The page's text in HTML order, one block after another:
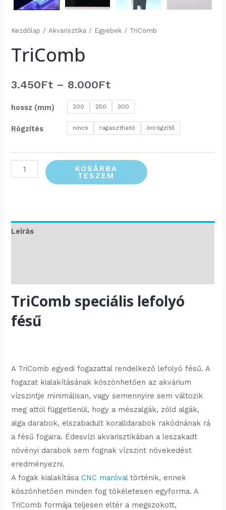
Kezdőlap /Akvarisztika / Egyebek / TriComb
TriComb
3.450Ft – 8.000FtÁrtartomány:
3.450Ft
-
hossz (mm) 200 250 300
Rögzítés nincs ragasztható önrögzítő
TriComb
mennyiség
KOSÁRBA
TESZEM
Leírás
TriComb speciális lefolyó
fésű
A TriComb egyedi fogazattal rendelkező lefolyó fésű. A
fogazat kialakításának köszönhetően az akvárium
vízszintje minimálisan, vagy semennyire sem változik
meg attól függetlenül, hogy a mészalgák, zöld algák,
alga darabok, elszabadult koralldarabok rakódnának rá
a fésű fogaira. Édesvízi akvarisztikában a leszakadt
növényi darabok sem fognak vízszint növekedést
eredményezni.
A fogak kialakításaCNC maróvaltörténik, ennek
köszönhetően minden fog tökéletesen egyforma. A
TriComb formája teljesen eltér a megszokott,